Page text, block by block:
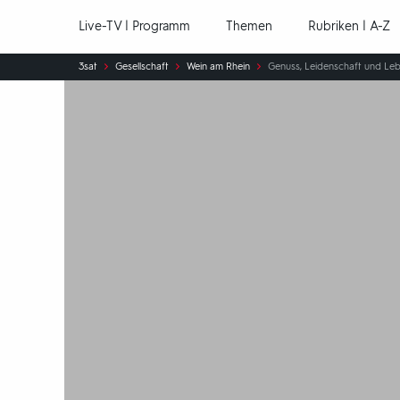
Live-TV | Programm Themen Rubriken | A-Z
Sie
sind
3sat Gesellschaft Wein am Rhein Genuss, Leidenschaft und